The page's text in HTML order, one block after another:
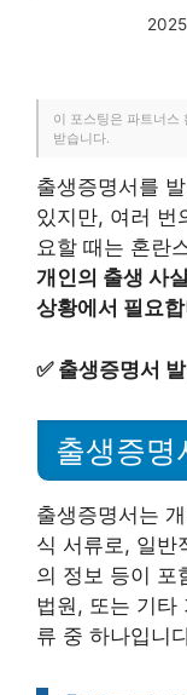
이 포스팅은 파트너스
받습니다.
출생증명서를
있지만, 여러 번
요할 때는 혼란
개인의 출생 사
상황에서 필요
✅ 출생증명서
출생증명
출생증명서는
식 서류로, 일반
의 정보 등이 포
법원, 또는 기타
류 중 하나입니